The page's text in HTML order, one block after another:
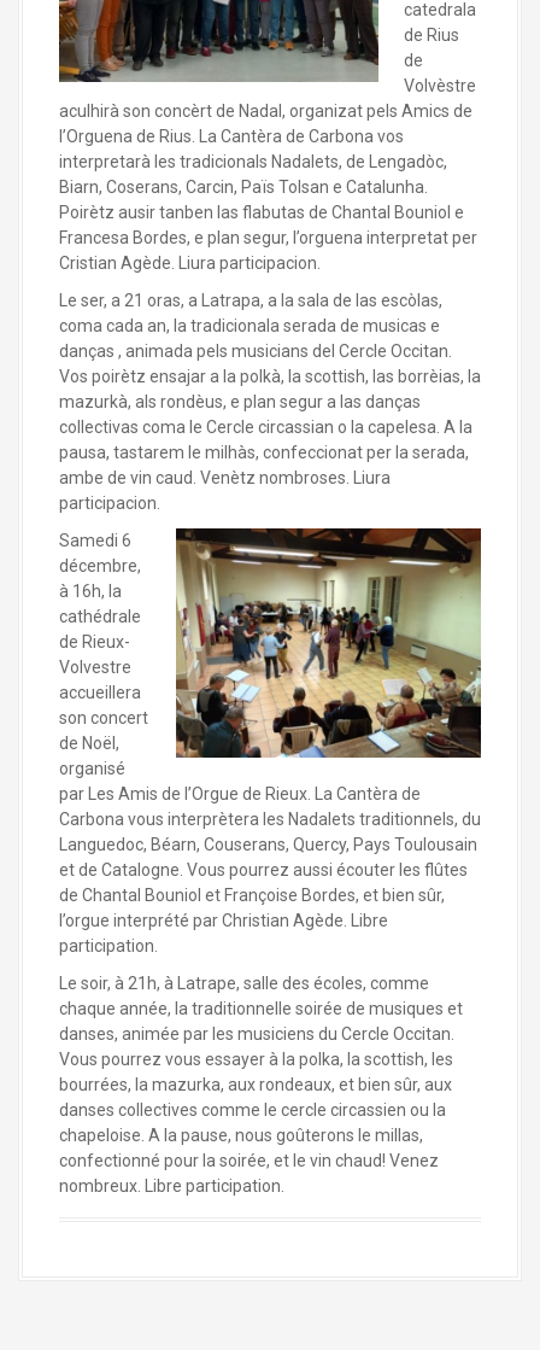
catedrala
de Rius
de
Volvèstre
aculhirà son concèrt de Nadal, organizat pels Amics de
l’Orguena de Rius. La Cantèra de Carbona vos
interpretarà les tradicionals Nadalets, de Lengadòc,
Biarn, Coserans, Carcin, Païs Tolsan e Catalunha.
Poirètz ausir tanben las flabutas de Chantal Bouniol e
Francesa Bordes, e plan segur, l’orguena interpretat per
Cristian Agède. Liura participacion.
Le ser, a 21 oras, a Latrapa, a la sala de las escòlas,
coma cada an, la tradicionala serada de musicas e
danças , animada pels musicians del Cercle Occitan.
Vos poirètz ensajar a la polkà, la scottish, las borrèias, la
mazurkà, als rondèus, e plan segur a las danças
collectivas coma le Cercle circassian o la capelesa. A la
pausa, tastarem le milhàs, confeccionat per la serada,
ambe de vin caud. Venètz nombroses. Liura
participacion.
Samedi 6
décembre,
à 16h, la
cathédrale
de Rieux-
Volvestre
accueillera
son concert
de Noël,
organisé
par Les Amis de l’Orgue de Rieux. La Cantèra de
Carbona vous interprètera les Nadalets traditionnels, du
Languedoc, Béarn, Couserans, Quercy, Pays Toulousain
et de Catalogne. Vous pourrez aussi écouter les flûtes
de Chantal Bouniol et Françoise Bordes, et bien sûr,
l’orgue interprété par Christian Agède. Libre
participation.
Le soir, à 21h, à Latrape, salle des écoles, comme
chaque année, la traditionnelle soirée de musiques et
danses, animée par les musiciens du Cercle Occitan.
Vous pourrez vous essayer à la polka, la scottish, les
bourrées, la mazurka, aux rondeaux, et bien sûr, aux
danses collectives comme le cercle circassien ou la
chapeloise. A la pause, nous goûterons le millas,
confectionné pour la soirée, et le vin chaud! Venez
nombreux. Libre participation.